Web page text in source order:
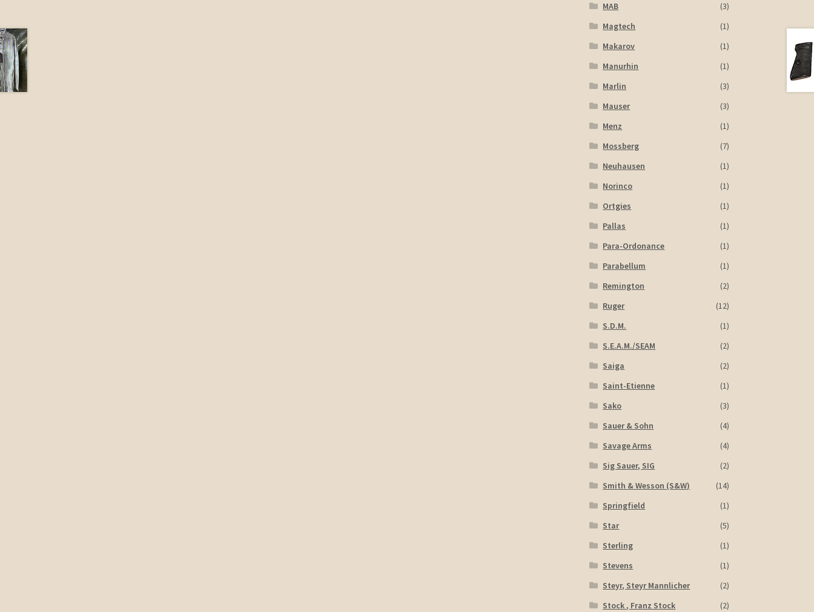
MAB
(3)
Magtech
(1)
Makarov
(1)
Manurhin
(1)
Marlin
(3)
Mauser
(3)
Menz
(1)
Mossberg
(7)
Neuhausen
(1)
Norinco
(1)
Ortgies
(1)
Pallas
(1)
Para-Ordonance
(1)
Parabellum
(1)
Remington
(2)
Ruger
(12)
S.D.M.
(1)
S.E.A.M./SEAM
(2)
Saiga
(2)
Saint-Etienne
(1)
Sako
(3)
Sauer & Sohn
(4)
Savage Arms
(4)
Sig Sauer, SIG
(2)
Smith & Wesson (S&W)
(14)
Springfield
(1)
Star
(5)
Sterling
(1)
Stevens
(1)
Steyr, Steyr Mannlicher
(2)
Stock , Franz Stock
(2)